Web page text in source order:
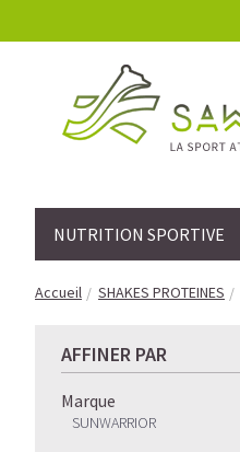
NUTRITION SPORTIVE
Accueil SHAKES PROTEINES
AFFINER PAR
Marque
SUNWARRIOR